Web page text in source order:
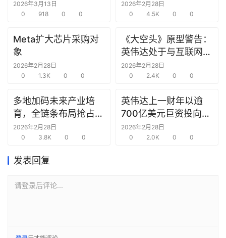
研
告
创
窗
商
链
合
圈
2026年3月13日
0
918 0 0
究中心
2026年2月28日
0
4.5K 0 0
Meta扩大芯片采购对
象
2026年2月28日
0
1.3K 0 0
《大空头》原型警告：
英伟达处于与互联网泡
沫时期思科同样的“危
险境地”
2026年2月28日
0
2.4K 0 0
多地加码未来产业培
育，全链条布局抢占新
赛道先机
2026年2月28日
0
3.8K 0 0
英伟达上一财年以逾
700亿美元巨资投向合
作方，竭力巩固AI芯片
需求
2026年2月28日
0
2.0K 0 0
发表回复
请登录后评论...